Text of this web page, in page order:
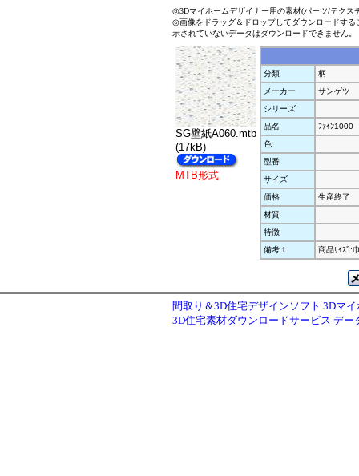
◎3Dマイホームデザイナー用の素材(パーツ/テクス
◎画像をドラッグ＆ドロップしてダウンロードす
示されていないデータはダウンロードできません。
SG壁紙A060.mtb
(17kB)
MTB形式
分類
柄
メーカー
サンゲツ
シリーズ
品名
ﾌｧｲﾝ1000
色
型番
サイズ
価格
生産終了
材質
特徴
備考１
商品ｻｲｽﾞ:
間取り＆3D住宅デザインソフト 3Dマ
3D住宅素材ダウンロードサービス デー